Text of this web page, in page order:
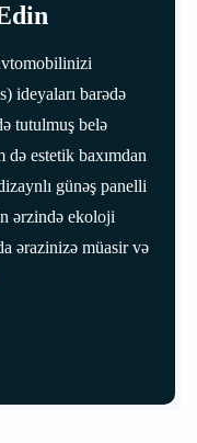
ideyaları barədə
tutulmuş belə
estetik baxımdan
günəş panelli
ərzində ekoloji
ərazinizə müasir və